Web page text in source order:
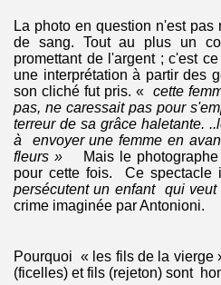
La photo en question n'est
de sang. Tout au plus un
promettant de l'argent ; c'est
une interprétation à partir des
son cliché fut pris. «cette
pas, ne caressait pas pour
terreur de sa grâce haletante.
à envoyer une femme en
fleurs »
Mais le
pour cette fois. Ce spectacle
persécutent un enfant qui
crime imaginée par Antonioni.
Pourquoi « les fils de la vierge
(ficelles) et fils (rejeton) sont